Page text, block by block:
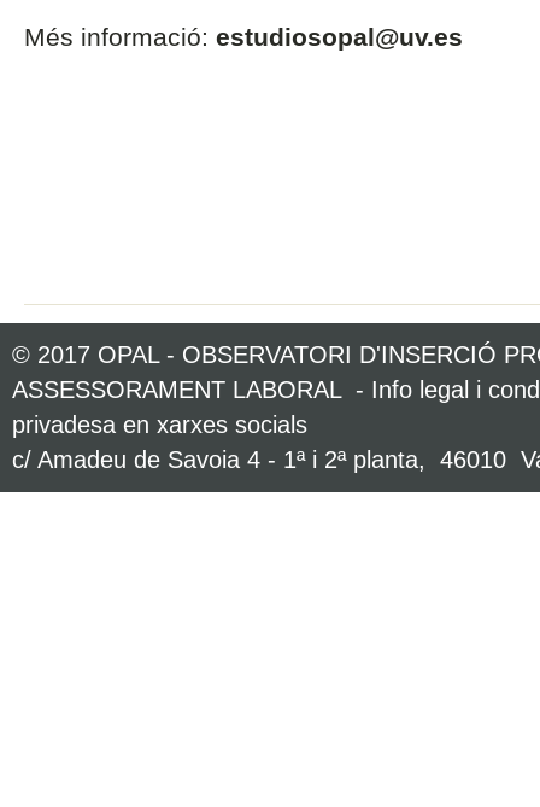
Més informació: estudiosopal@uv.es
© 2017 OPAL - OBSERVATORI D'INSERCIÓ
ASSESSORAMENT LABORAL - Info legal i
privadesa en xarxes socials
c/ Amadeu de Savoia 4 - 1ª i 2ª planta, 46010